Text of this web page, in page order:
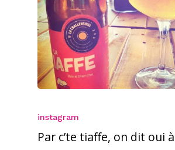
instagram
Par c’te tiaffe, on dit oui